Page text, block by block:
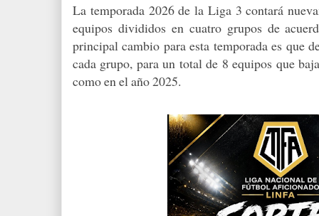
La temporada 2026 de la Liga 3 contará
equipos divididos en cuatro grupos de
principal cambio para esta temporada es que
cada grupo, para un total de 8 equipos que
como en el año 2025.